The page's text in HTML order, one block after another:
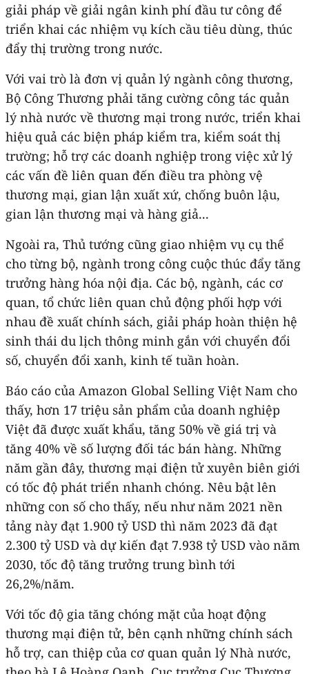
giải pháp về giải ngân kinh phí đầu tư công để
triển khai các nhiệm vụ kích cầu tiêu dùng, thúc
đẩy thị trường trong nước.
Với vai trò là đơn vị quản lý ngành công thương,
Bộ Công Thương phải tăng cường công tác quản
lý nhà nước về thương mại trong nước, triển khai
hiệu quả các biện pháp kiểm tra, kiểm soát thị
trường; hỗ trợ các doanh nghiệp trong việc xử lý
các vấn đề liên quan đến điều tra phòng vệ
thương mại, gian lận xuất xứ, chống buôn lậu,
gian lận thương mại và hàng giả...
Ngoài ra, Thủ tướng cũng giao nhiệm vụ cụ thể
cho từng bộ, ngành trong công cuộc thúc đẩy tăng
trưởng hàng hóa nội địa. Các bộ, ngành, các cơ
quan, tổ chức liên quan chủ động phối hợp với
nhau đề xuất chính sách, giải pháp hoàn thiện hệ
sinh thái du lịch thông minh gắn với chuyển đổi
số, chuyển đổi xanh, kinh tế tuần hoàn.
Báo cáo của Amazon Global Selling Việt Nam cho
thấy, hơn 17 triệu sản phẩm của doanh nghiệp
Việt đã được xuất khẩu, tăng 50% về giá trị và
tăng 40% về số lượng đối tác bán hàng. Những
năm gần đây, thương mại điện tử xuyên biên giới
có tốc độ phát triển nhanh chóng. Nêu bật lên
những con số cho thấy, nếu như năm 2021 nền
tảng này đạt 1.900 tỷ USD thì năm 2023 đã đạt
2.300 tỷ USD và dự kiến đạt 7.938 tỷ USD vào năm
2030, tốc độ tăng trưởng trung bình tới
26,2%/năm.
Với tốc độ gia tăng chóng mặt của hoạt động
thương mại điện tử, bên cạnh những chính sách
hỗ trợ, can thiệp của cơ quan quản lý Nhà nước,